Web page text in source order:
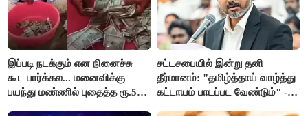
இப்படி நடக்கும் என நினைச்சு
கூட பார்க்கல... மனைவிக்கு
பயந்து மண்ணில் புதைத்த ரூ.5
சட்டசபையில் இன்று தனி
தீர்மானம்: "தமிழ்த்தாய் வாழ்த்து
கட்டாயம் பாடப்பட வேண்டும்" -